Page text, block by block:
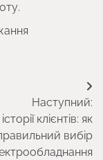
Наступний:
клієнтів: як
вибір